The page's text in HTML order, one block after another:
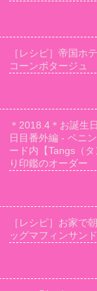
［レシピ］帝国ホ
コーンポタージュ
＊2018.4＊お誕生
日目番外編 - ペニ
ード内【Tangs（
り印鑑のオーダー
［レシピ］お家で
ッグマフィンサンド